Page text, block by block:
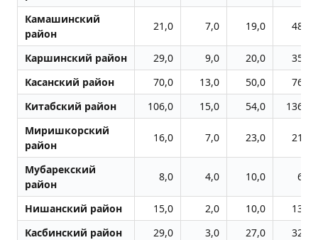
Камашинский
район
21,0 7,0 19,0 48,0
Каршинский район 29,0 9,0 20,0
35,0
Касанский район
70,0 13,0 50,0
76,0
Китабский район
106,0 15,0 54,0
136,0
Миришкорский
район
16,0 7,0 23,0 21,0
Мубарекский
район
8,0 4,0 10,0 6,0
Нишанский район 15,0 2,0 10,0
13,0
Касбинский район
29,0 3,0 27,0
32,0